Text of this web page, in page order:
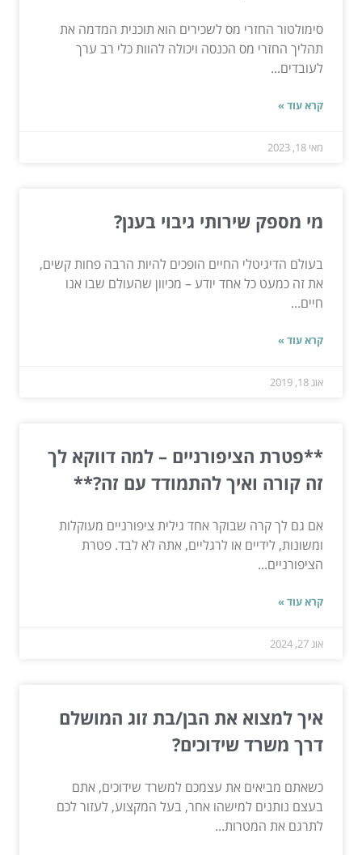
סימולטור החזרי מס לשכירים הוא תוכנית המדמה את
תהליך החזרי מס הכנסה ויכולה להוות כלי רב ערך
לעובדים...
קרא עוד »
מאי 18, 2023
מי מספק שירותי גיבוי בענן?
בעולם הדיגיטלי החיים הופכים להיות הרבה פחות קשים,
את זה כמעט כל אחד יודע – מכיוון שהעולם שבו אנו
חיים...
קרא עוד »
אוג 18, 2019
**פטרת הציפורניים – למה דווקא לך
זה קורה ואיך להתמודד עם זה?**
אם גם לך קרה שבוקר אחד גילית ציפורניים מעוקלות
ומשונות, לידיים או לרגליים, אתה לא לבד. פטרת
הציפורניים...
קרא עוד »
אוג 27, 2024
איך למצוא את הבן/בת זוג המושלם
דרך משרד שידוכים?
כשאתם מביאים את עצמכם למשרד שידוכים, אתם
בעצם נותנים למישהו אחר, בעל המקצוע, לעזור לכם
לתרגם את המטרות...